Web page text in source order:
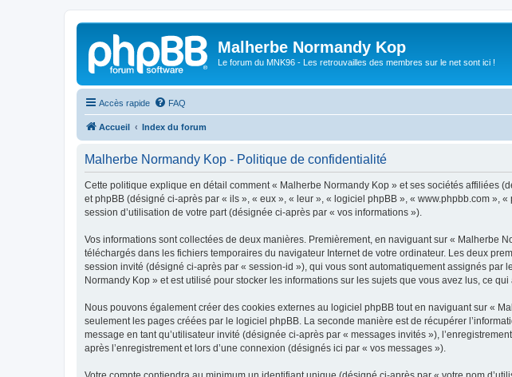
Malherbe Normandy Kop
Le forum du MNK96 - Les retrouvailles des membres sur le net sont ici !
Accès rapide FAQ
Accueil Index du forum
Malherbe Normandy Kop - Politique de confidentialité
Cette politique explique en détail comment « Malherbe Normandy Kop » et ses sociétés affiliées
et phpBB (désigné ci-après par « ils », « eux », « leur », « logiciel phpBB », « www.phpbb.com »,
session d’utilisation de votre part (désignée ci-après par « vos informations »).
Vos informations sont collectées de deux manières. Premièrement, en naviguant sur « Malherbe
téléchargés dans les fichiers temporaires du navigateur Internet de votre ordinateur. Les deux
session invité (désigné ci-après par « session-id »), qui vous sont automatiquement assignés
Normandy Kop » et est utilisé pour stocker les informations sur les sujets que vous avez lus, ce
Nous pouvons également créer des cookies externes au logiciel phpBB tout en naviguant sur «
seulement les pages créées par le logiciel phpBB. La seconde manière est de récupérer
message en tant qu’utilisateur invité (désignée ci-après par « messages invités »),
après l’enregistrement et lors d’une connexion (désignés ici par « vos messages »).